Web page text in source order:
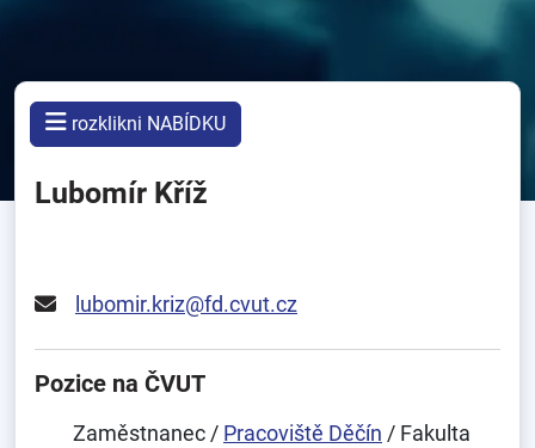
rozklikni NABÍDKU
Lubomír Kříž
lubomir.kriz@fd.cvut.cz
Pozice na ČVUT
Zaměstnanec / Pracoviště Děčín / Fakulta